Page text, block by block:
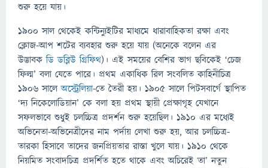
শুরু হয়ে যায়।
১৯০০ সাল থেকেই কন্টিন্যুইটির মাধ্যমে ধারাবাহিকতা রক্ষা এবং
ক্লোজ-আপ শটের ব্যবহার শুরু হয়ে যায় (অনেকে বলেন এর
উদ্ভাবকডি ডব্লিউ গ্রিফিথ)। এই সময়ের বেশির ভাগ ছবিকেই ‘চেজ
ফিল্ম’ বলা যেতে পারে। প্রথম একাধিক রিল সংবলিত কাহিনীচিত্র
১৯০৬ সালেঅস্ট্রেলিয়া-তে তৈরী হয়। ১৯০৫ সালে পিটসবার্গে স্থাপিত
‘দ্য নিকেলোডিয়ান’ কে বলা হয় প্রথম স্থায়ী প্রেক্ষাগৃহ যেখানে
সফলভাবে শুধুই চলচ্চিত্র প্রদর্শন শুরু হয়েছিল। ১৯১০ এর মধ্যেই
অভিনেতা-অভিনেত্রীদের নাম পর্দায় লেখা শুরু হয়, আর চলচ্চিত্র-
তারকা হিসাবে তাদের জনপ্রিয়তার রাস্তা খুলে যায়। ১৯১০ থেকে
নিয়মিত সংবাদচিত্র প্রদর্শিত হতে থাকে এবং অচিরেই তা’ নতুন